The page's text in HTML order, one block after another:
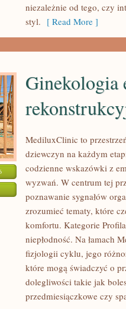
niezależnie od tego, czy
styl. [ Read More ]
Ginekologia
MediluxClinic to
dziewczyn na każdym
codzienne wskazówki z
wyzwań. W centrum tej
poznawanie sygnałów
zrozumieć tematy, które
komfortu. Kategorie
niepłodność. Na łamach
fizjologii cyklu, jego
które mogą świadczyć o
dolegliwości takie jak
przedmiesiączkowe czy